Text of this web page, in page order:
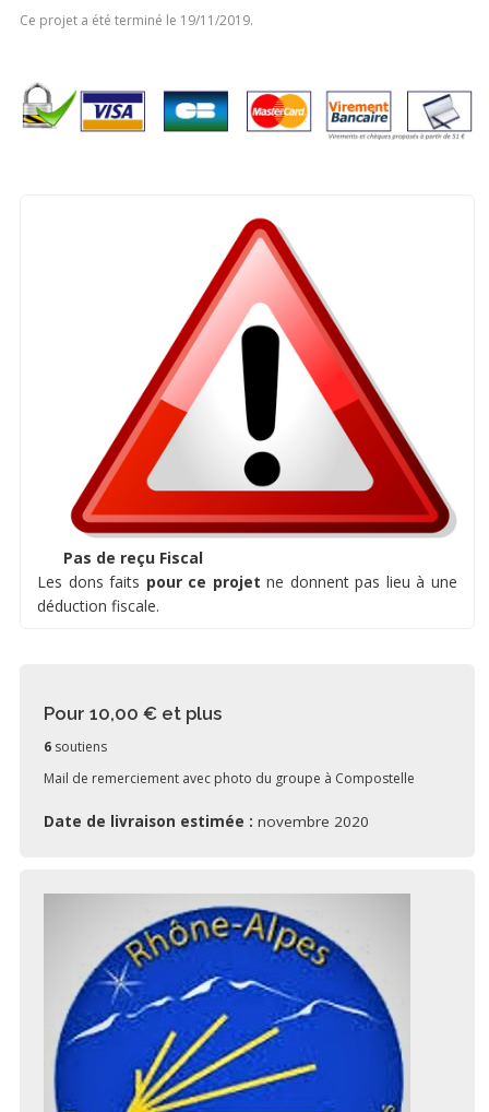
Ce projet a été terminé le 19/11/2019.
Pas de reçu Fiscal
Les dons faits pour ce projet ne donnent pas lieu à une
déduction fiscale.
Pour 10,00 € et plus
6 soutiens
Mail de remerciement avec photo du groupe à Compostelle
Date de livraison estimée : novembre 2020